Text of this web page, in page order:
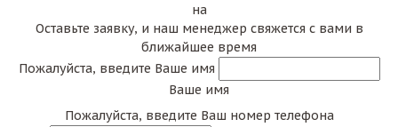
на
Оставьте заявку, и наш менеджер свяжется с вами в
ближайшее время
Пожалуйста, введите Ваше имя
Ваше имя
Пожалуйста, введите Ваш номер телефона